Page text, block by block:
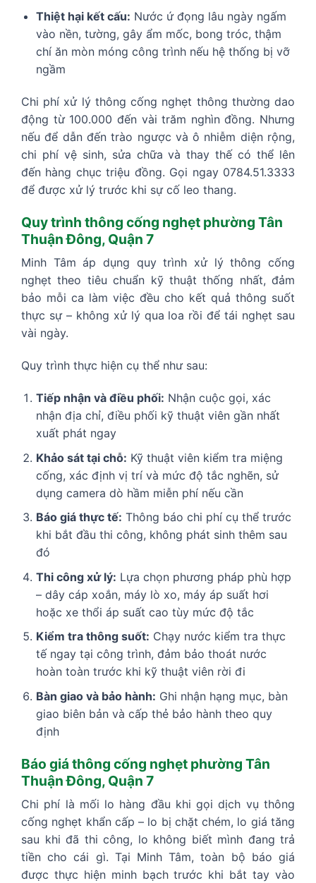
Thiệt hại kết cấu: Nước ứ đọng lâu ngày ngấm
vào nền, tường, gây ẩm mốc, bong tróc, thậm
chí ăn mòn móng công trình nếu hệ thống bị vỡ
ngầm
Chi phí xử lý thông cống nghẹt thông thường dao
động từ 100.000 đến vài trăm nghìn đồng. Nhưng
nếu để dẫn đến trào ngược và ô nhiễm diện rộng,
chi phí vệ sinh, sửa chữa và thay thế có thể lên
đến hàng chục triệu đồng. Gọi ngay 0784.51.3333
để được xử lý trước khi sự cố leo thang.
Quy trình thông cống nghẹt phường Tân
Thuận Đông, Quận 7
Minh Tâm áp dụng quy trình xử lý thông cống
nghẹt theo tiêu chuẩn kỹ thuật thống nhất, đảm
bảo mỗi ca làm việc đều cho kết quả thông suốt
thực sự – không xử lý qua loa rồi để tái nghẹt sau
vài ngày.
Quy trình thực hiện cụ thể như sau:
Tiếp nhận và điều phối: Nhận cuộc gọi, xác
nhận địa chỉ, điều phối kỹ thuật viên gần nhất
xuất phát ngay
Khảo sát tại chỗ: Kỹ thuật viên kiểm tra miệng
cống, xác định vị trí và mức độ tắc nghẽn, sử
dụng camera dò hầm miễn phí nếu cần
Báo giá thực tế: Thông báo chi phí cụ thể trước
khi bắt đầu thi công, không phát sinh thêm sau
đó
Thi công xử lý: Lựa chọn phương pháp phù hợp
– dây cáp xoắn, máy lò xo, máy áp suất hơi
hoặc xe thổi áp suất cao tùy mức độ tắc
Kiểm tra thông suốt: Chạy nước kiểm tra thực
tế ngay tại công trình, đảm bảo thoát nước
hoàn toàn trước khi kỹ thuật viên rời đi
Bàn giao và bảo hành: Ghi nhận hạng mục, bàn
giao biên bản và cấp thẻ bảo hành theo quy
định
Báo giá thông cống nghẹt phường Tân
Thuận Đông, Quận 7
Chi phí là mối lo hàng đầu khi gọi dịch vụ thông
cống nghẹt khẩn cấp – lo bị chặt chém, lo giá tăng
sau khi đã thi công, lo không biết mình đang trả
tiền cho cái gì. Tại Minh Tâm, toàn bộ báo giá
được thực hiện minh bạch trước khi bắt tay vào